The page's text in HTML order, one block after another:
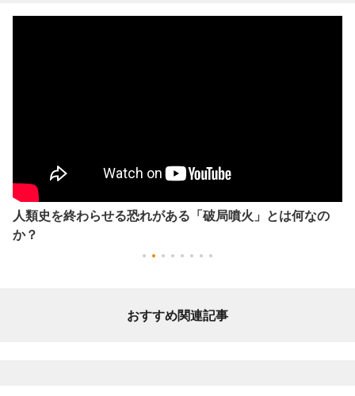
人類史を終わらせる恐れがある「破局噴火」とは何なの
か？
おすすめ関連記事